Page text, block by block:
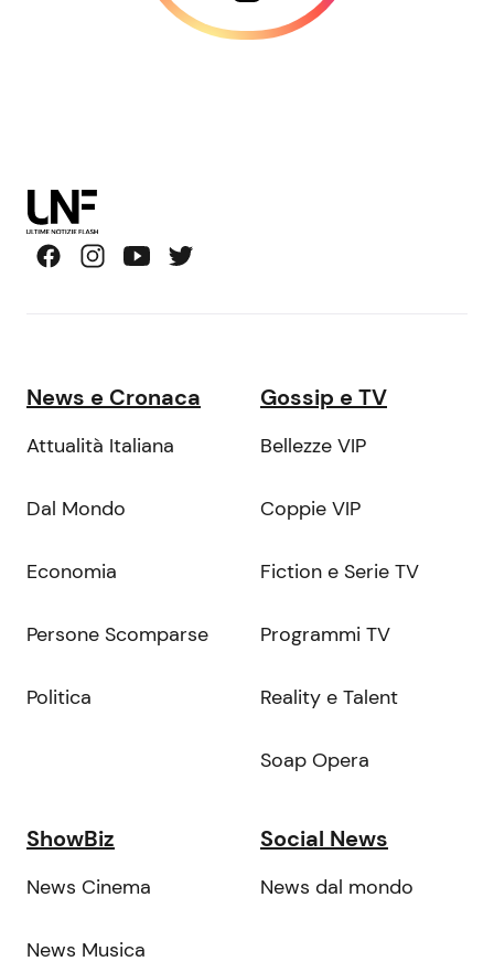
News e Cronaca
Attualità Italiana
Dal Mondo
Economia
Persone Scomparse
Politica
Gossip e TV
Bellezze VIP
Coppie VIP
Fiction e Serie TV
Programmi TV
Reality e Talent
Soap Opera
ShowBiz
News Cinema
News Musica
Social News
News dal mondo